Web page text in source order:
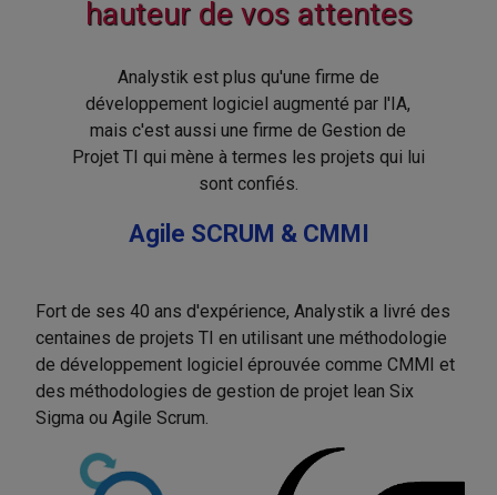
hauteur de vos attentes
Analystik est plus qu'une firme de
développement logiciel augmenté par l'IA,
mais c'est aussi une firme de Gestion de
Projet TI qui mène à termes les projets qui lui
sont confiés.
Agile SCRUM & CMMI
Fort de ses 40 ans d'expérience, Analystik a livré des
centaines de projets TI en utilisant une méthodologie
de développement logiciel éprouvée comme CMMI et
des méthodologies de gestion de projet lean Six
Sigma ou Agile Scrum.